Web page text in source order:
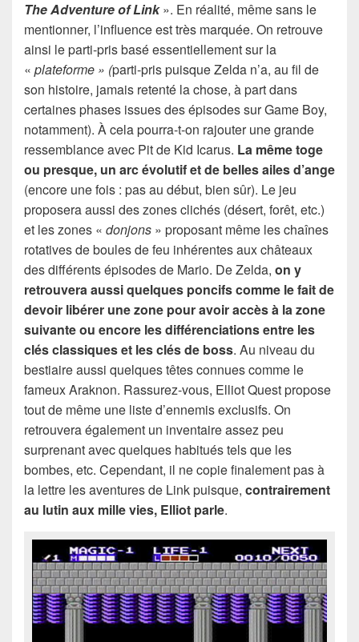
The Adventure of Link». En réalité, même sans le
mentionner, l’influence est très marquée. On retrouve
ainsi le parti-pris basé essentiellement sur la
« plateforme » (parti-pris puisque Zelda n’a, au fil de
son histoire, jamais retenté la chose, à part dans
certaines phases issues des épisodes sur Game Boy,
notamment). À cela pourra-t-on rajouter une grande
ressemblance avec Pit de Kid Icarus. La même toge
ou presque, un arc évolutif et de belles ailes d’ange
(encore une fois : pas au début, bien sûr). Le jeu
proposera aussi des zones clichés (désert, forêt, etc.)
et les zones « donjons » proposant même les chaînes
rotatives de boules de feu inhérentes aux châteaux
des différents épisodes de Mario. De Zelda, on y
retrouvera aussi quelques poncifs comme le fait de
devoir libérer une zone pour avoir accès à la zone
suivante ou encore les différenciations entre les
clés classiques et les clés de boss. Au niveau du
bestiaire aussi quelques têtes connues comme le
fameux Araknon. Rassurez-vous, Elliot Quest propose
tout de même une liste d’ennemis exclusifs. On
retrouvera également un inventaire assez peu
surprenant avec quelques habitués tels que les
bombes, etc. Cependant, il ne copie finalement pas à
la lettre les aventures de Link puisque, contrairement
au lutin aux mille vies, Elliot parle.